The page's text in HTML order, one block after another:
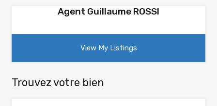
Agent Guillaume ROSSI
View My Listings
Trouvez votre bien